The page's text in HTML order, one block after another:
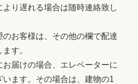
より遅れる場合は随時連絡致し
のお客様は、その他の欄で配達
す。
お届けの場合、エレベーターに
います。その場合は、建物の1